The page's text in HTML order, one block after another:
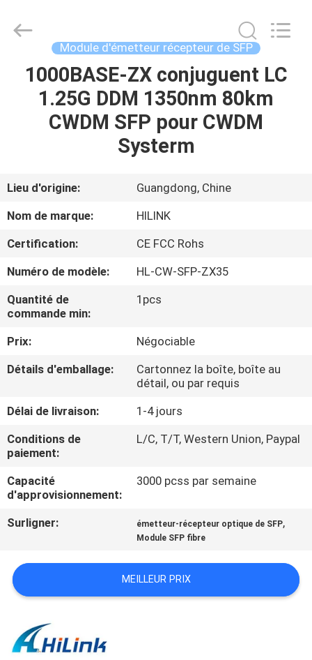
MAISON
À
PROPOS
NOUS
DE
L'USINE
CONTRÔLE
DE
LA
QUALITÉ
NOUS
CONTACTER
NOUVELLES
LES
HiLink
Technology
Reserved.
Module d'émetteur récepteur de SFP
1000BASE-ZX conjuguent LC
1.25G DDM 1350nm 80km
CWDM SFP pour CWDM
Systerm
Lieu d'origine:
Guangdong, Chine
Nom de marque:
HILINK
Certification:
CE FCC Rohs
Numéro de modèle:
HL-CW-SFP-ZX35
Quantité de
commande min:
1pcs
Prix:
Négociable
Détails d'emballage:
Cartonnez la boîte, boîte au
détail, ou par requis
Délai de livraison:
1-4 jours
Conditions de
paiement:
L/C, T/T, Western Union, Paypal
Capacité
d'approvisionnement:
3000 pcss par semaine
Surligner: émetteur-récepteur optique de SFP,
Module SFP fibre
MEILLEUR PRIX